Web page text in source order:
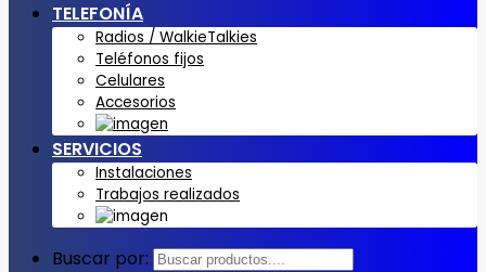
TELEFONÍA
Radios / WalkieTalkies
Teléfonos fijos
Celulares
Accesorios
SERVICIOS
Instalaciones
Trabajos realizados
Buscar por: